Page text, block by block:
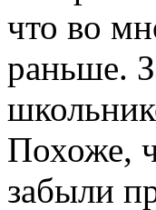
что во
раньше.
Похоже,
забыли